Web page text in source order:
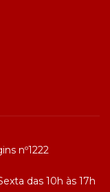
nº1222
das 10h às 17h